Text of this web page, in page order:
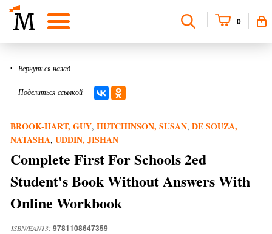
0
Вернуться назад
Поделиться ссылкой
BROOK-HART, GUY, HUTCHINSON, SUSAN, DE SOUZA,
NATASHA, UDDIN, JISHAN
Complete First For Schools 2ed
Student's Book Without Answers With
Online Workbook
ISBN/EAN13: 9781108647359